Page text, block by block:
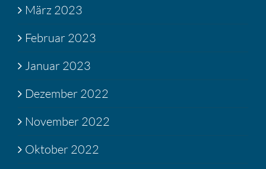
März 2023
Februar 2023
Januar 2023
Dezember 2022
November 2022
Oktober 2022